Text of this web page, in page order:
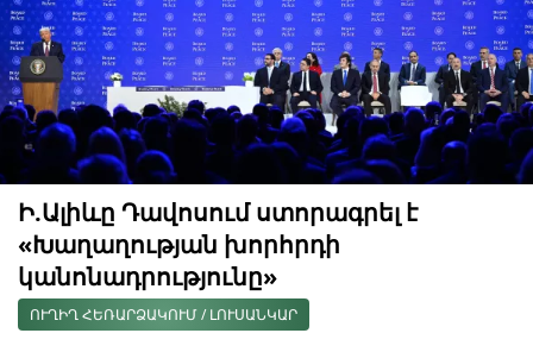
Ի.Ալիևը Դավոսում ստորագրել է
«Խաղաղության խորհրդի
կանոնադրությունը»
ՈՒՂԻՂ ՀԵՌԱՐՁԱԿՈՒՄ / ԼՈՒՍԱՆԿԱՐ